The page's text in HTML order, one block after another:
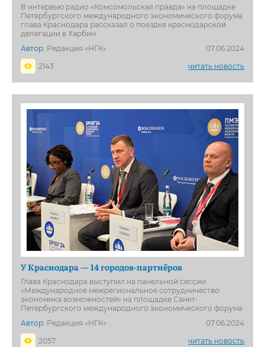
В интервью радио «Комсомольская правда» на площадке
Петербургского международного экономического форума
глава Краснодара рассказал о поездке краснодарской
делегации в Харбин
Автор: Редакция «НГК»
07.06.2024
2143
читать новость
У Краснодара — 14 городов-партнёров
Глава Краснодара выступил на панельной сессии
«Международное межрегиональное сотрудничество:
экономика возможностей» на площадке Санкт-
Петербургского международного экономического форума
Автор: Редакция «НГК»
07.06.2024
2057
читать новость